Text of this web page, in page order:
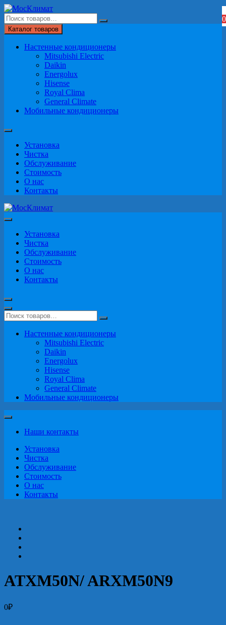
Перейти
к
содержимому
Каталог товаров
Настенные кондиционеры
Mitsubishi Electric
Daikin
Energolux
Hisense
Royal Clima
General Climate
Мобильные кондиционеры
Установка
Чистка
Обслуживание
Стоимость
О нас
Контакты
Установка
Чистка
Обслуживание
Стоимость
О нас
Контакты
Настенные кондиционеры
Mitsubishi Electric
Daikin
Energolux
Hisense
Royal Clima
General Climate
Мобильные кондиционеры
Наши контакты
Установка
Чистка
Обслуживание
Стоимость
О нас
Контакты
ATXM50N/ ARXM50N9
0₽
0